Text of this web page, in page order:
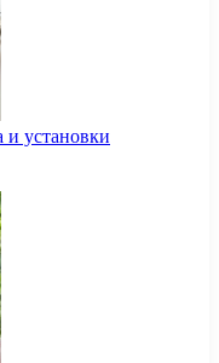
и установки